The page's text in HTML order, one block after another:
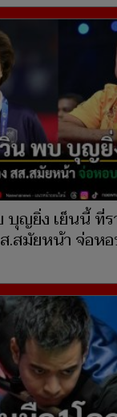
บุญยิ่ง เย็นนี้ ที่
.สมัยหน้า จ่อหอ